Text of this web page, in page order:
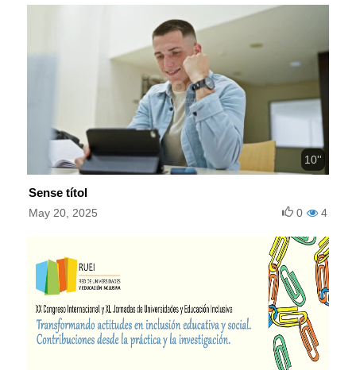
10''
Sense títol
May 20, 2025 4
0